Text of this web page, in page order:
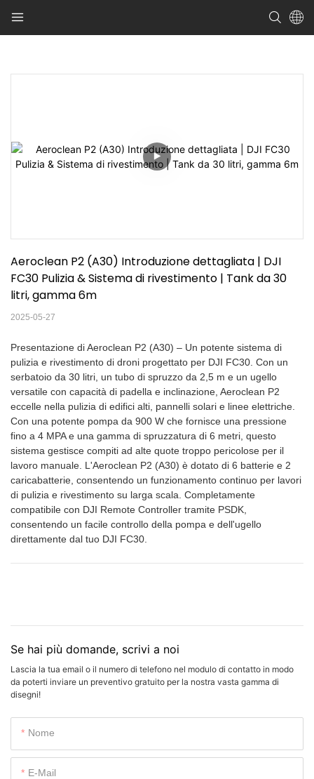
Aeroclean P2 (A30) Introduzione dettagliata | DJI
FC30 Pulizia & Sistema di rivestimento | Tank da 30
litri, gamma 6m
2025-05-27
Presentazione di Aeroclean P2 (A30) – Un potente sistema di
pulizia e rivestimento di droni progettato per DJI FC30. Con un
serbatoio da 30 litri, un tubo di spruzzo da 2,5 m e un ugello
versatile con capacità di padella e inclinazione, Aeroclean P2
eccelle nella pulizia di edifici alti, pannelli solari e linee elettriche.
Con una potente pompa da 900 W che fornisce una pressione
fino a 4 MPA e una gamma di spruzzatura di 6 metri, questo
sistema gestisce compiti ad alte quote troppo pericolose per il
lavoro manuale. L'Aeroclean P2 (A30) è dotato di 6 batterie e 2
caricabatterie, consentendo un funzionamento continuo per lavori
di pulizia e rivestimento su larga scala. Completamente
compatibile con DJI Remote Controller tramite PSDK,
consentendo un facile controllo della pompa e dell'ugello
direttamente dal tuo DJI FC30.
Se hai più domande, scrivi a noi
Lascia la tua email o il numero di telefono nel modulo di contatto in modo
da poterti inviare un preventivo gratuito per la nostra vasta gamma di
disegni!
Nome
E-Mail